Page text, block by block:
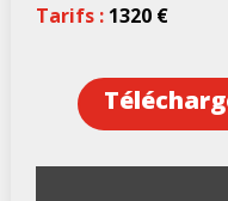
Tarifs : 1320 €